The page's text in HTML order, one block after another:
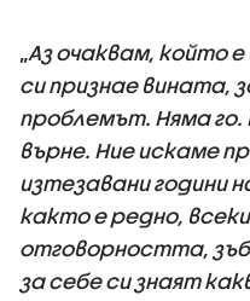
„Аз очаквам, който е
си признае вината,
проблемът. Няма
върне. Ние искаме
изтезавани години
както е редно,
отговорността,
за себе си знаят